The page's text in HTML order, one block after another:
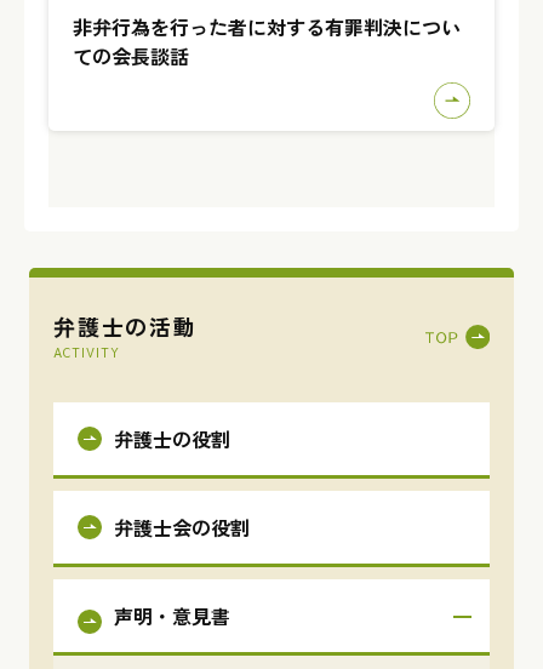
弁護士の活動
ACTIVITY
弁護士の役割
弁護士会の役割
声明・意見書
非弁行為を行った者に対する有罪判決につい
ての会長談話